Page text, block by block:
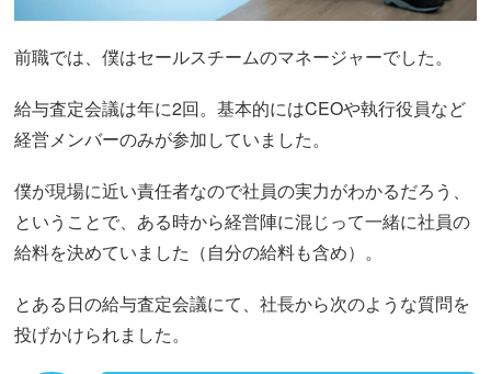
前職では、僕はセールスチームのマネージャーでした。
給与査定会議は年に2回。基本的にはCEOや執行役員など
経営メンバーのみが参加していました。
僕が現場に近い責任者なので社員の実力がわかるだろう、
ということで、ある時から経営陣に混じって一緒に社員の
給料を決めていました（自分の給料も含め）。
とある日の給与査定会議にて、社長から次のような質問を
投げかけられました。